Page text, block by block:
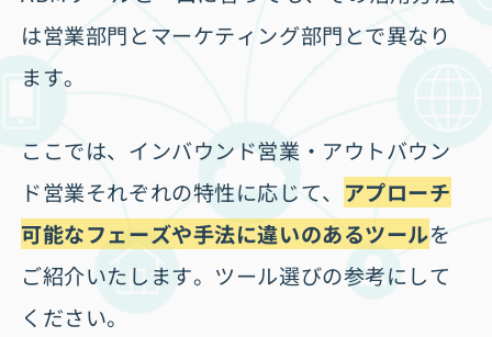
は営業部門とマーケティング部門とで異なり
ます。
ここでは、インバウンド営業・アウトバウン
ド営業それぞれの特性に応じて、 アプローチ
可能なフェーズや手法に違いのあるツールを
ご紹介いたします。ツール選びの参考にして
ください。